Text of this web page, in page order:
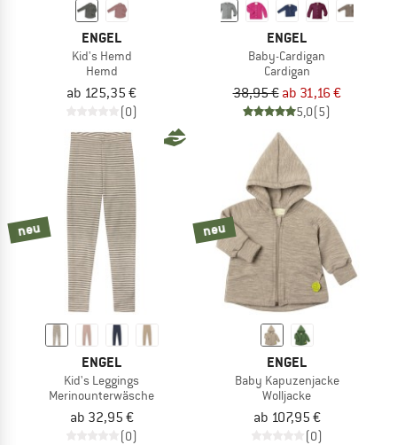
ENGEL
Kid's Hemd
Hemd
ab 125,35 €
(0)
ENGEL
Baby-Cardigan
Cardigan
38,95 € ab 31,16 €
5,0(5)
neu
ENGEL
Kid's Leggings
Merinounterwäsche
ab 32,95 €
(0)
neu
ENGEL
Baby Kapuzenjacke
Wolljacke
ab 107,95 €
(0)